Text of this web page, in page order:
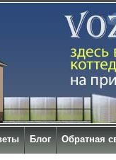
Блог Обратная